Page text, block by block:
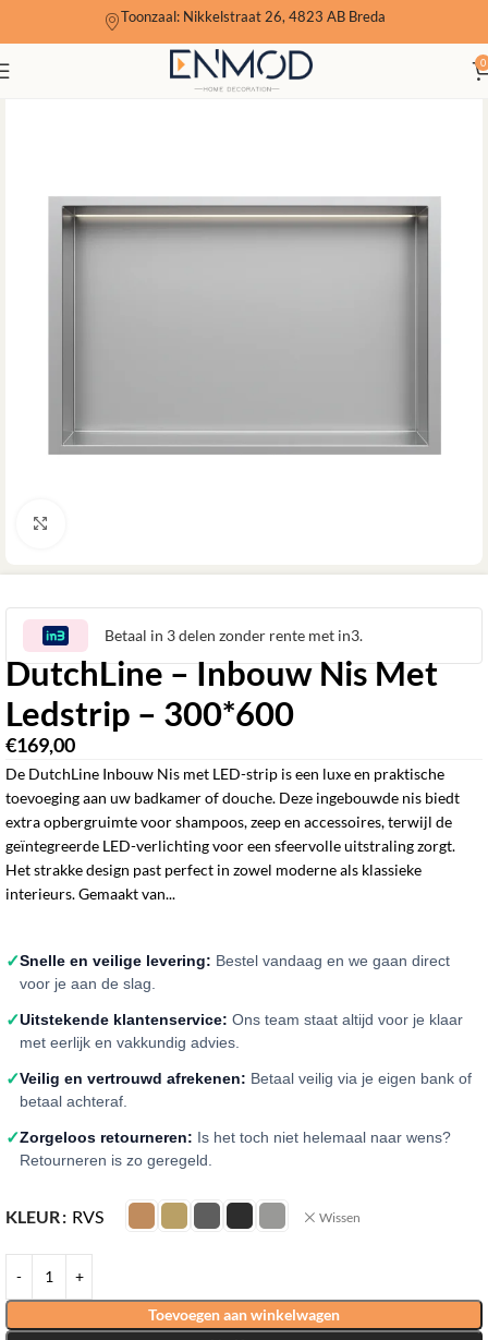
Toonzaal: Nikkelstraat 26, 4823 AB Breda
0
Betaal in 3 delen zonder rente met in3.
DutchLine – Inbouw Nis Met
Ledstrip – 300*600
€169,00
De DutchLine Inbouw Nis met LED-strip is een luxe en praktische
toevoeging aan uw badkamer of douche. Deze ingebouwde nis biedt
extra opbergruimte voor shampoos, zeep en accessoires, terwijl de
geïntegreerde LED-verlichting voor een sfeervolle uitstraling zorgt.
Het strakke design past perfect in zowel moderne als klassieke
interieurs. Gemaakt van...
✓Snelle en veilige levering: Bestel vandaag en we gaan direct
voor je aan de slag.
✓Uitstekende klantenservice: Ons team staat altijd voor je klaar
met eerlijk en vakkundig advies.
✓Veilig en vertrouwd afrekenen: Betaal veilig via je eigen bank of
betaal achteraf.
✓Zorgeloos retourneren: Is het toch niet helemaal naar wens?
Retourneren is zo geregeld.
KLEUR RVS Wissen
Toevoegen aan winkelwagen